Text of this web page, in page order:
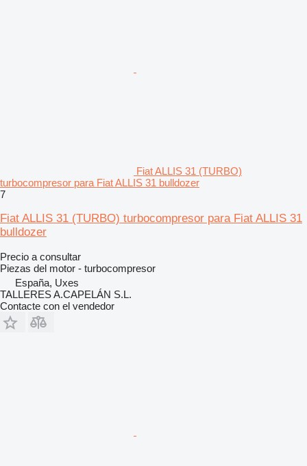
Fiat ALLIS 31 (TURBO)
turbocompresor para Fiat ALLIS 31 bulldozer
7
Fiat ALLIS 31 (TURBO) turbocompresor para Fiat ALLIS 31
bulldozer
Precio a consultar
Piezas del motor - turbocompresor
España, Uxes
TALLERES A.CAPELÁN S.L.
Contacte con el vendedor